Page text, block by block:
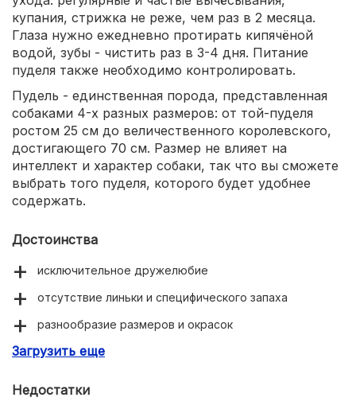
купания, стрижка не реже, чем раз в 2 месяца.
Глаза нужно ежедневно протирать кипячёной
водой, зубы - чистить раз в 3-4 дня. Питание
пуделя также необходимо контролировать.
Пудель - единственная порода, представленная
собаками 4-х разных размеров: от той-пуделя
ростом 25 см до величественного королевского,
достигающего 70 см. Размер не влияет на
интеллект и характер собаки, так что вы сможете
выбрать того пуделя, которого будет удобнее
содержать.
Достоинства
исключительное дружелюбие
отсутствие линьки и специфического запаха
разнообразие размеров и окрасок
подойдёт для пожилых людей и для семей с детьми
Загрузить еще
Недостатки